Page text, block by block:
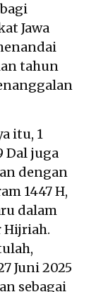
Jawa
tahun
itu, 1
Dal juga
dengan
1447 H,
dalam
Hijriah.
Juni 2025
sebagai